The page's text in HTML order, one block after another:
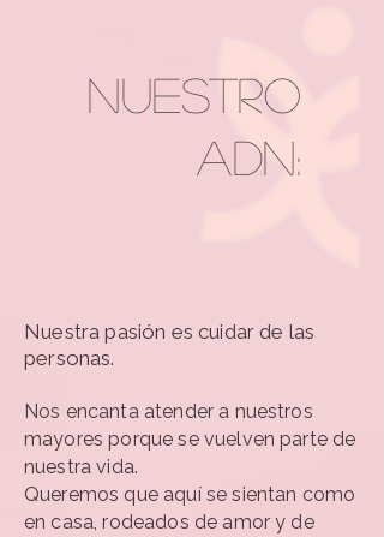
Nuestro
ADN:
Nuestra pasión es cuidar de las
personas.
Nos encanta atender a nuestros
mayores porque se vuelven parte de
nuestra vida.
Queremos que aquí se sientan como
en casa, rodeados de amor y de